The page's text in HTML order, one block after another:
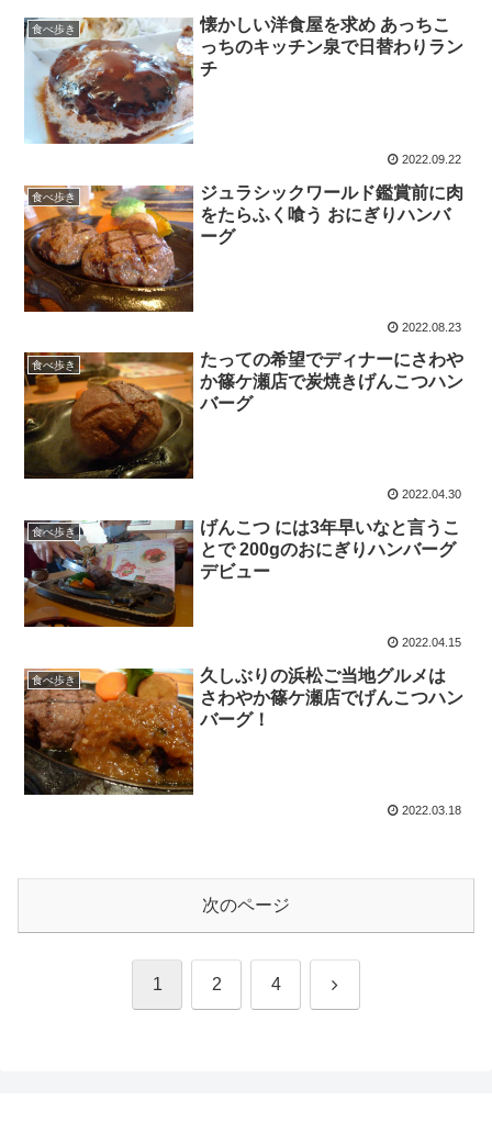
食べ歩き
懐かしい洋食屋を求め あっちこ
っちのキッチン泉で日替わりラン
チ
2022.09.22
食べ歩き
ジュラシックワールド鑑賞前に肉
をたらふく喰う おにぎりハンバ
ーグ
2022.08.23
食べ歩き
たっての希望でディナーにさわや
か篠ケ瀬店で炭焼きげんこつハン
バーグ
2022.04.30
食べ歩き
げんこつ には3年早いなと言うこ
とで 200gのおにぎりハンバーグ
デビュー
2022.04.15
食べ歩き
久しぶりの浜松ご当地グルメは
さわやか篠ケ瀬店でげんこつハン
バーグ！
2022.03.18
次のページ
1 2 4